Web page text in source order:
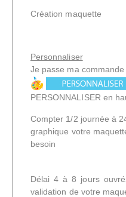
Création maquette
Personnaliser
Je passe ma
PERSONNALISER en
Compter 1/2 journée à
graphique votre
besoin
Délai 4 à 8 jours
validation de votre